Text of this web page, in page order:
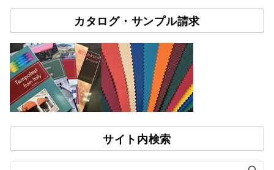
カタログ・サンプル請求
サイト内検索